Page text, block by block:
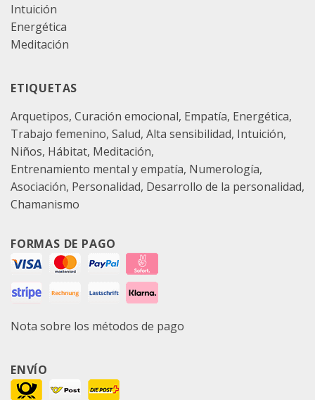
Intuición
Energética
Meditación
ETIQUETAS
Arquetipos Curación emocional Empatía Energética
Trabajo femenino Salud Alta sensibilidad Intuición
Niños Hábitat Meditación
Entrenamiento mental y empatía Numerología
Asociación Personalidad Desarrollo de la personalidad
Chamanismo
FORMAS DE PAGO
Nota sobre los métodos de pago
ENVÍO